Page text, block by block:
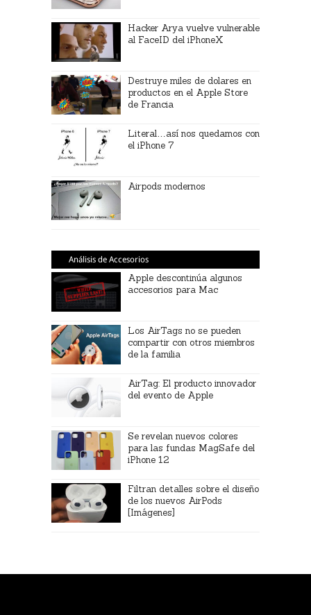
Hacker Arya vuelve vulnerable
al FaceID del iPhoneX
Destruye miles de dolares en
productos en el Apple Store
de Francia
Literal…así nos quedamos con
el iPhone 7
Airpods modernos
Análisis de Accesorios
Apple descontinúa algunos
accesorios para Mac
Los AirTags no se pueden
compartir con otros miembros
de la familia
AirTag: El producto innovador
del evento de Apple
Se revelan nuevos colores
para las fundas MagSafe del
iPhone 12
Filtran detalles sobre el diseño
de los nuevos AirPods
[Imágenes]